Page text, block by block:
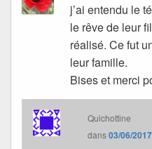
j’ai entendu le
le rêve de leur
réalisé. Ce fut
leur famille.
Bises et merci
Quichottine
dans03/06/